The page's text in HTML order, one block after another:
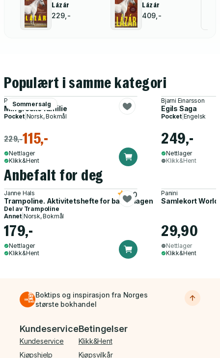
Lázár
229,-
Lázár
409,-
Populært i samme kategori
Sommersalg
Patricia Wilson
Min greske familie
Pocket| Norsk, Bokmål
229,-115,-
Nettlager
Klikk&Hent
Bjarni Einarsson
Egils Saga
Pocket| Engelsk
249,-
Nettlager
Klikk&Hent
Anbefalt for deg
Janne Hals
Trampoline. Aktivitetshefte for barnehagen
5.0
Del av Trampoline
Annet Norsk, Bokmål
179,-
Nettlager
Klikk&Hent
Panini
Samlekort
29,90
Nettlager
Klikk&Hent
Boktips og inspirasjon fra Norges
største bokhandel
Bunnmeny
Kundeservice
Kundeservice
Kjøpshjelp
Betingelser
Klikk&Hent
Kjøpsvilkår